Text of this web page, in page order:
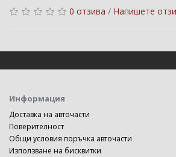
0 отзива / Напишете
Информация
Доставка на авточасти
Поверителност
Общи условия поръчка авточасти
Използване на бисквитки